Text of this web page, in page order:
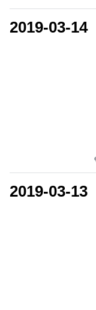
2019-03-14
2019-03-13